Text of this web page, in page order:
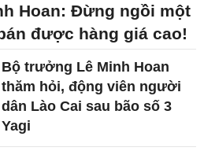
Hoan: Đừng ngồi một
được hàng giá cao!
Bộ trưởng Lê Minh Hoan
thăm hỏi, động viên người
dân Lào Cai sau bão số 3
Yagi